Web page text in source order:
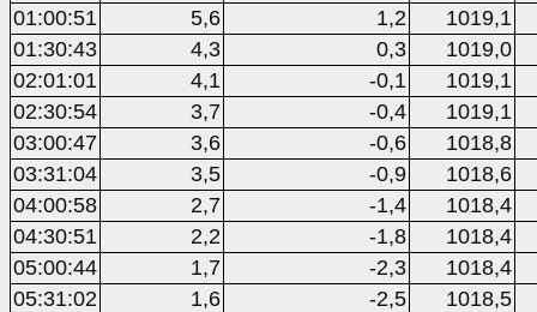
01:00:51
5,6 1,2
1019,1
01:30:43
4,3 0,3
1019,0
02:01:01
4,1 -0,1
1019,1
02:30:54
3,7 -0,4
1019,1
03:00:47
3,6 -0,6
1018,8
03:31:04
3,5 -0,9
1018,6
04:00:58
2,7 -1,4
1018,4
04:30:51
2,2 -1,8
1018,4
05:00:44
1,7 -2,3
1018,4
05:31:02
1,6 -2,5
1018,5